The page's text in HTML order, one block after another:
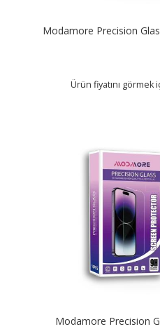
Modamore Precision
Ürün fiyatını görmek
Modamore Precision